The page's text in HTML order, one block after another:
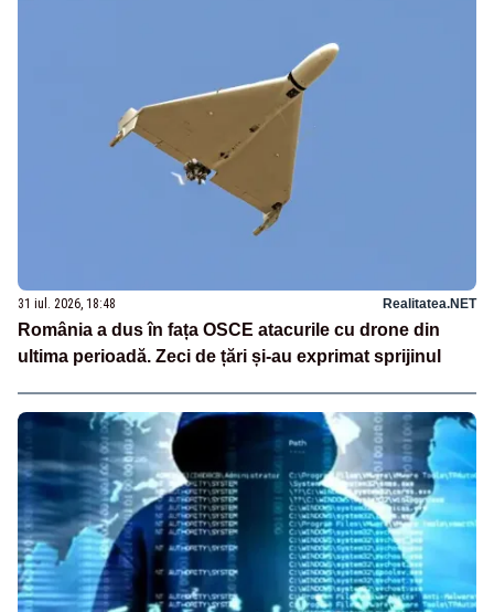
31 iul. 2026, 18:48 Realitatea.NET
România a dus în fața OSCE atacurile cu drone din
ultima perioadă. Zeci de țări și-au exprimat sprijinul